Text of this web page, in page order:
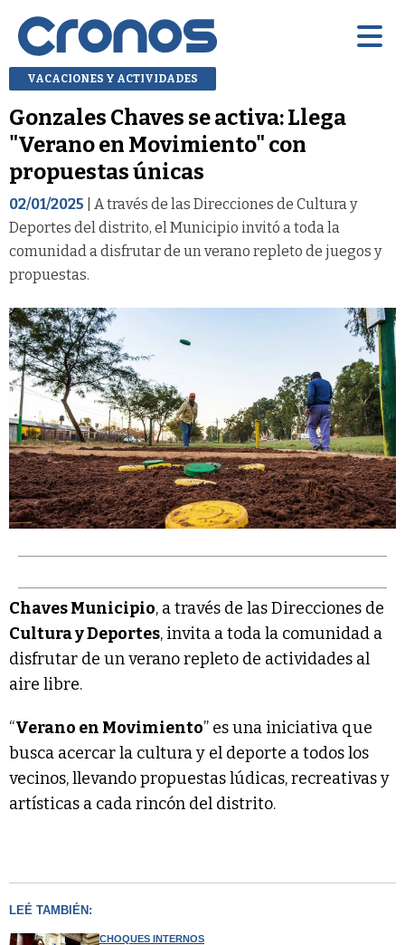
VACACIONES Y ACTIVIDADES
Gonzales Chaves se activa: Llega
"Verano en Movimiento" con
propuestas únicas
02/01/2025 | A través de las Direcciones de Cultura y
Deportes del distrito, el Municipio invitó a toda la
comunidad a disfrutar de un verano repleto de juegos y
propuestas.
Chaves Municipio, a través de las Direcciones de
Cultura y Deportes, invita a toda la comunidad a
disfrutar de un verano repleto de actividades al
aire libre.
“Verano en Movimiento” es una iniciativa que
busca acercar la cultura y el deporte a todos los
vecinos, llevando propuestas lúdicas, recreativas y
artísticas a cada rincón del distrito.
LEÉ TAMBIÉN:
CHOQUES INTERNOS